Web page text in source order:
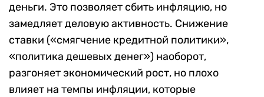
деньги. Это позволяет сбить инфляцию, но
замедляет деловую активность. Снижение
ставки («смягчение кредитной политики»,
«политика дешевых денег») наоборот,
разгоняет экономический рост, но плохо
влияет на темпы инфляции, которые